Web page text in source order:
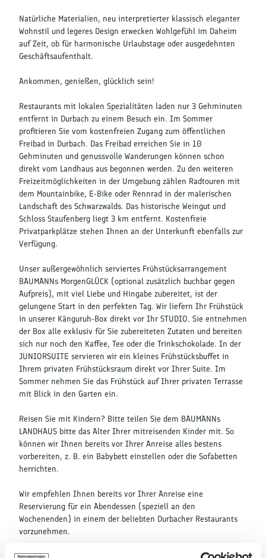
Natürliche Materialien, neu interpretierter klassisch eleganter
Wohnstil und legeres Design erwecken Wohlgefühl im Daheim
auf Zeit, ob für harmonische Urlaubstage oder ausgedehnten
Geschäftsaufenthalt.
Ankommen, genießen, glücklich sein!
Restaurants mit lokalen Spezialitäten laden nur 3 Gehminuten
entfernt in Durbach zu einem Besuch ein. Im Sommer
profitieren Sie vom kostenfreien Zugang zum öffentlichen
Freibad in Durbach. Das Freibad erreichen Sie in 10
Gehminuten und genussvolle Wanderungen können schon
direkt vom Landhaus aus begonnen werden. Zu den weiteren
Freizeitmöglichkeiten in der Umgebung zählen Radtouren mit
dem Mountainbike, E-Bike oder Rennrad in der malerischen
Landschaft des Schwarzwalds. Das historische Weingut und
Schloss Staufenberg liegt 3 km entfernt. Kostenfreie
Privatparkplätze stehen Ihnen an der Unterkunft ebenfalls zur
Verfügung.
Unser außergewöhnlich serviertes Frühstücksarrangement
BAUMANNs MorgenGLÜCK (optional zusätzlich buchbar gegen
Aufpreis), mit viel Liebe und Hingabe zubereitet, ist der
gelungene Start in den perfekten Tag. Wir liefern Ihr Frühstück
in unserer Känguruh-Box direkt vor Ihr STUDIO. Sie entnehmen
der Box alle exklusiv für Sie zubereiteten Zutaten und bereiten
sich nur noch den Kaffee, Tee oder die Trinkschokolade. In der
JUNIORSUITE servieren wir ein kleines Frühstücksbuffet in
Ihrem privaten Frühstücksraum direkt vor Ihrer Suite. Im
Sommer nehmen Sie das Frühstück auf Ihrer privaten Terrasse
mit Blick in den Garten ein.
Reisen Sie mit Kindern? Bitte teilen Sie dem BAUMANNs
LANDHAUS bitte das Alter Ihrer mitreisenden Kinder mit. So
können wir Ihnen bereits vor Ihrer Anreise alles bestens
vorbereiten, z. B. ein Babybett einstellen oder die Sofabetten
herrichten.
Wir empfehlen Ihnen bereits vor Ihrer Anreise eine
Reservierung für ein Abendessen (speziell an den
Wochenenden) in einem der beliebten Durbacher Restaurants
vorzunehmen.